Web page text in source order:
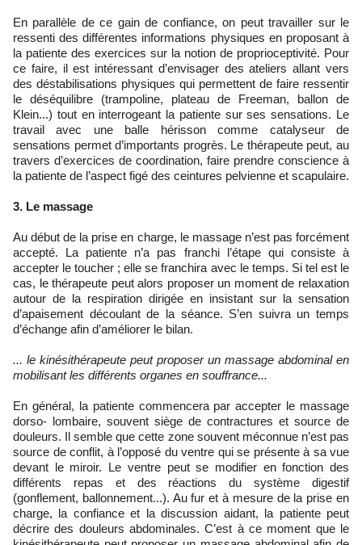
En parallèle de ce gain de confiance, on peut travailler sur le
ressenti des différentes informations physiques en proposant à
la patiente des exercices sur la notion de proprioceptivité. Pour
ce faire, il est intéressant d’envisager des ateliers allant vers
des déstabilisations physiques qui permettent de faire ressentir
le déséquilibre (trampoline, plateau de Freeman, ballon de
Klein...) tout en interrogeant la patiente sur ses sensations. Le
travail avec une balle hérisson comme catalyseur de
sensations permet d’importants progrès. Le thérapeute peut, au
travers d’exercices de coordination, faire prendre conscience à
la patiente de l’aspect figé des ceintures pelvienne et scapulaire.
3. Le massage
Au début de la prise en charge, le massage n’est pas forcément
accepté. La patiente n’a pas franchi l’étape qui consiste à
accepter le toucher ; elle se franchira avec le temps. Si tel est le
cas, le thérapeute peut alors proposer un moment de relaxation
autour de la respiration dirigée en insistant sur la sensation
d’apaisement découlant de la séance. S’en suivra un temps
d’échange afin d’améliorer le bilan.
... le kinésithérapeute peut proposer un massage abdominal en
mobilisant les différents organes en souffrance...
En général, la patiente commencera par accepter le massage
dorso- lombaire, souvent siège de contractures et source de
douleurs. Il semble que cette zone souvent méconnue n’est pas
source de conflit, à l’opposé du ventre qui se présente à sa vue
devant le miroir. Le ventre peut se modifier en fonction des
différents repas et des réactions du système digestif
(gonflement, ballonnement...). Au fur et à mesure de la prise en
charge, la confiance et la discussion aidant, la patiente peut
décrire des douleurs abdominales. C’est à ce moment que le